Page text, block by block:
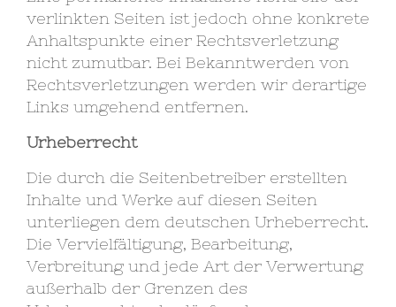
verlinkten Seiten ist jedoch ohne konkrete
Anhaltspunkte einer Rechtsverletzung
nicht zumutbar. Bei Bekanntwerden von
Rechtsverletzungen werden wir derartige
Links umgehend entfernen.
Urheberrecht
Die durch die Seitenbetreiber erstellten
Inhalte und Werke auf diesen Seiten
unterliegen dem deutschen Urheberrecht.
Die Vervielfältigung, Bearbeitung,
Verbreitung und jede Art der Verwertung
außerhalb der Grenzen des